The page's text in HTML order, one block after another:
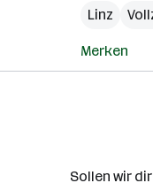
Linz
Merken
Sollen wir